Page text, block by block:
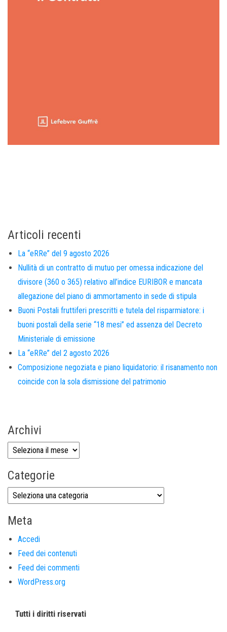
Articoli recenti
La “eRRe” del 9 agosto 2026
Nullità di un contratto di mutuo per omessa indicazione del
divisore (360 o 365) relativo all’indice EURIBOR e mancata
allegazione del piano di ammortamento in sede di stipula
Buoni Postali fruttiferi prescritti e tutela del risparmiatore: i
buoni postali della serie “18 mesi” ed assenza del Decreto
Ministeriale di emissione
La “eRRe” del 2 agosto 2026
Composizione negoziata e piano liquidatorio: il risanamento non
coincide con la sola dismissione del patrimonio
Archivi
Categorie
Meta
Accedi
Feed dei contenuti
Feed dei commenti
WordPress.org
Tutti i diritti riservati